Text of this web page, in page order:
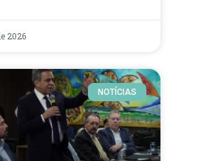
2026
NOTÍCIAS